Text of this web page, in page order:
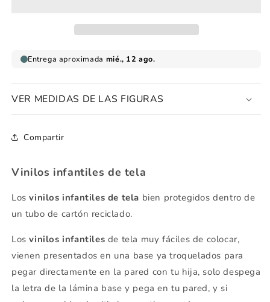
VER MEDIDAS DE LAS FIGURAS
Compartir
Vinilos infantiles de tela
Losvinilos infantiles de tela bien protegidos dentro de
un tubo de cartón reciclado.
Losvinilos infantiles de tela muy fáciles de colocar,
vienen presentados en una base ya troquelados para
pegar directamente en la pared con tu hija, solo despega
la letra de la lámina base y pega en tu pared, y si